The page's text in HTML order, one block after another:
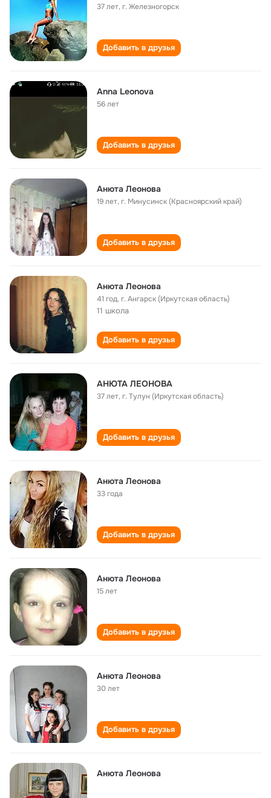
37 лет,г. Железногорск
Добавить в друзья
Anna Leonova
56 лет
Добавить в друзья
Анюта Леонова
19 лет,г. Минусинск (Красноярский край)
Добавить в друзья
Анюта Леонова
41 год,г. Ангарск (Иркутская область)
11 школа
Добавить в друзья
АНЮТА ЛЕОНОВА
37 лет,г. Тулун (Иркутская область)
Добавить в друзья
Анюта Леонова
33 года
Добавить в друзья
Анюта Леонова
15 лет
Добавить в друзья
Анюта Леонова
30 лет
Добавить в друзья
Анюта Леонова